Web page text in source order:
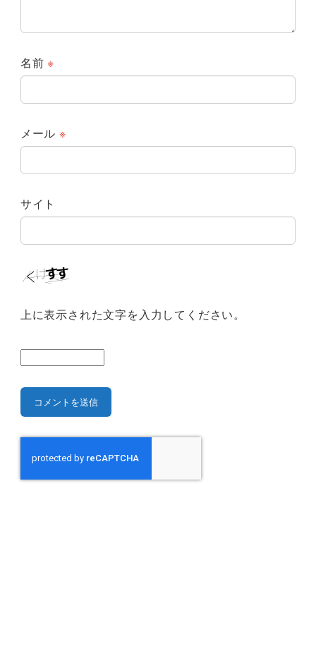
名前※
メール ※
サイト
上に表示された文字を入力してください。